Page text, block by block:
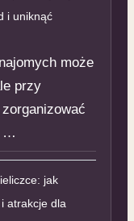
i uniknąć
może
przy
…
jak
atrakcje dla